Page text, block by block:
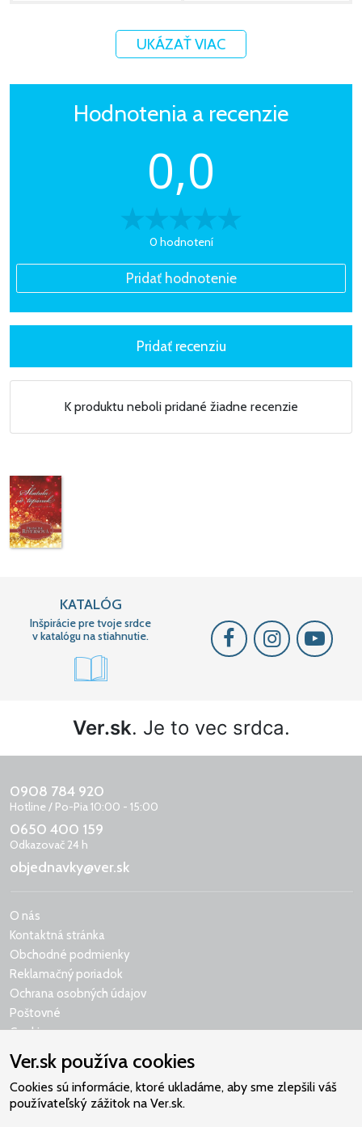
UKÁZAŤ VIAC
Hodnotenia a recenzie
0,0
0 hodnotení
K produktu neboli pridané žiadne recenzie
KATALÓG
Inšpirácie pre tvoje srdce
v katalógu na stiahnutie.
Ver.sk. Je to vec srdca.
0908 784 920
Hotline / Po-Pia 10:00 - 15:00
0650 400 159
Odkazovač 24 h
objednavky@ver.sk
O nás
Kontaktná stránka
Obchodné podmienky
Reklamačný poriadok
Ochrana osobných údajov
Poštovné
Cookies
Ver.sk používa cookies
Cookies sú informácie, ktoré ukladáme, aby sme zlepšili váš
používateľský zážitok na Ver.sk.